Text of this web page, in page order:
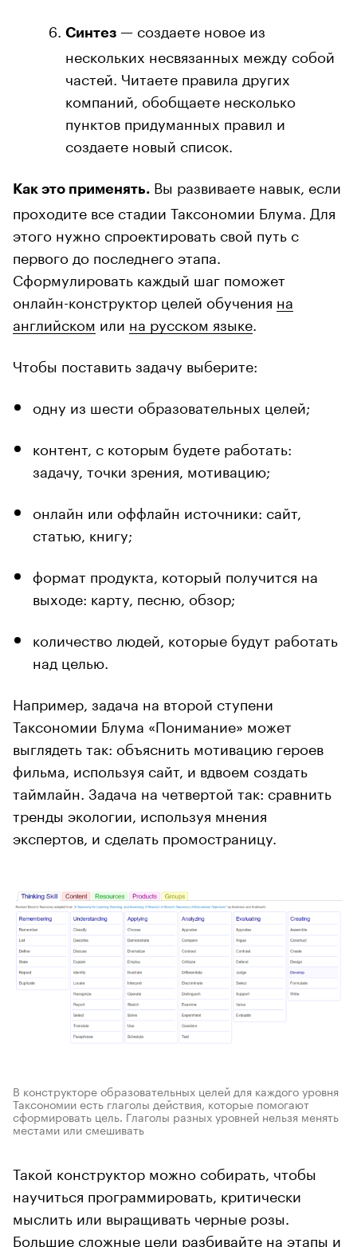
Синтез — создаете новое из
нескольких несвязанных между собой
частей. Читаете правила других
компаний, обобщаете несколько
пунктов придуманных правил и
создаете новый список.
Как это применять. Вы развиваете навык, если
проходите все стадии Таксономии Блума. Для
этого нужно спроектировать свой путь с
первого до последнего этапа.
Сформулировать каждый шаг поможет
онлайн-конструктор целей обучения на
английском или на русском языке
Чтобы поставить задачу выберите:
одну из шести образовательных целей;
контент, с которым будете работать:
задачу, точки зрения, мотивацию;
онлайн или оффлайн источники: сайт,
статью, книгу;
формат продукта, который получится на
выходе: карту, песню, обзор;
количество людей, которые будут работать
над целью.
Например, задача на второй ступени
Таксономии Блума «Понимание» может
выглядеть так: объяснить мотивацию героев
фильма, используя сайт, и вдвоем создать
таймлайн. Задача на четвертой так: сравнить
тренды экологии, используя мнения
экспертов, и сделать промостраницу.
В конструкторе образовательных целей для каждого уровня
Таксономии есть глаголы действия, которые помогают
сформировать цель. Глаголы разных уровней нельзя менять
местами или смешивать
Такой конструктор можно собирать, чтобы
научиться программировать, критически
мыслить или выращивать черные розы.
Большие сложные цели разбивайте на этапы и